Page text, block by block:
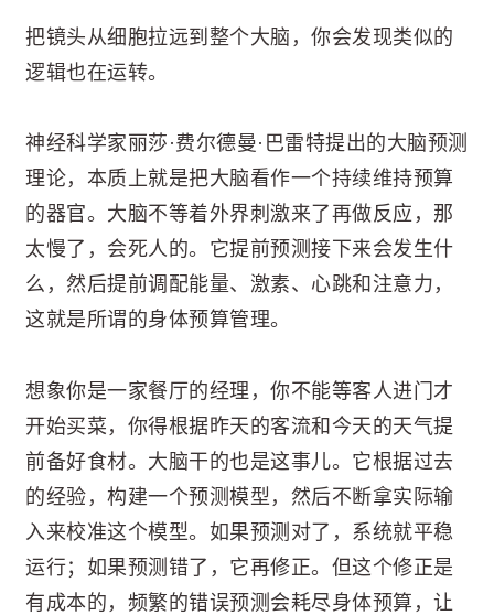
把镜头从细胞拉远到整个大脑，你会发现类似的
逻辑也在运转。
神经科学家丽莎·费尔德曼·巴雷特提出的大脑预测
理论，本质上就是把大脑看作一个持续维持预算
的器官。大脑不等着外界刺激来了再做反应，那
太慢了，会死人的。它提前预测接下来会发生什
么，然后提前调配能量、激素、心跳和注意力，
这就是所谓的身体预算管理。
想象你是一家餐厅的经理，你不能等客人进门才
开始买菜，你得根据昨天的客流和今天的天气提
前备好食材。大脑干的也是这事儿。它根据过去
的经验，构建一个预测模型，然后不断拿实际输
入来校准这个模型。如果预测对了，系统就平稳
运行；如果预测错了，它再修正。但这个修正是
有成本的，频繁的错误预测会耗尽身体预算，让